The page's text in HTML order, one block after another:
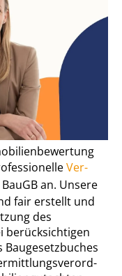
Ver­
an. Unsere
fair erstellt und
des
berücksichtigen
Baugesetzbuches